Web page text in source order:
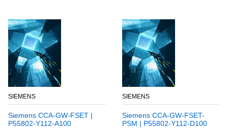
SIEMENS
Siemens CCA-GW-FSET |
P55802-Y112-A100
SIEMENS
Siemens CCA-GW-FSET-
PSM | P55802-Y112-D100